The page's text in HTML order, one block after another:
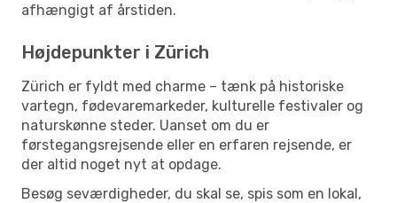
afhængigt af årstiden.
Højdepunkter i Zürich
Zürich er fyldt med charme – tænk på historiske
vartegn, fødevaremarkeder, kulturelle festivaler og
naturskønne steder. Uanset om du er
førstegangsrejsende eller en erfaren rejsende, er
der altid noget nyt at opdage.
Besøg seværdigheder, du skal se, spis som en lokal,